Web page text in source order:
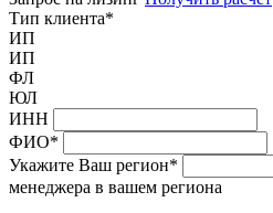
Тип клиента*
ИП
ИП
ФЛ
ЮЛ
ИНН
ФИО*
Укажите Ваш регион*
менеджера в вашем региона